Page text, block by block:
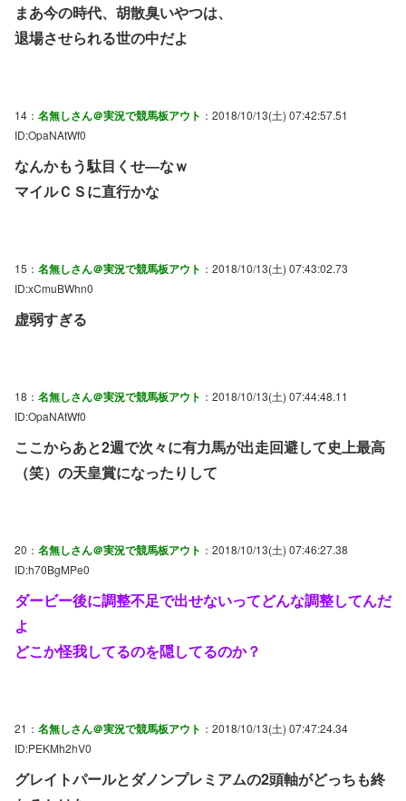
まあ今の時代、胡散臭いやつは、
退場させられる世の中だよ
14： 名無しさん＠実況で競馬板アウト ：2018/10/13(土) 07:42:57.51
ID:OpaNAtWf0
なんかもう駄目くせ―なｗ
マイルＣＳに直行かな
15： 名無しさん＠実況で競馬板アウト ：2018/10/13(土) 07:43:02.73
ID:xCmuBWhn0
虚弱すぎる
18： 名無しさん＠実況で競馬板アウト ：2018/10/13(土) 07:44:48.11
ID:OpaNAtWf0
ここからあと2週で次々に有力馬が出走回避して史上最高
（笑）の天皇賞になったりして
20： 名無しさん＠実況で競馬板アウト ：2018/10/13(土) 07:46:27.38
ID:h70BgMPe0
ダービー後に調整不足で出せないってどんな調整してんだ
よ
どこか怪我してるのを隠してるのか？
21： 名無しさん＠実況で競馬板アウト ：2018/10/13(土) 07:47:24.34
ID:PEKMh2hV0
グレイトパールとダノンプレミアムの2頭軸がどっちも終